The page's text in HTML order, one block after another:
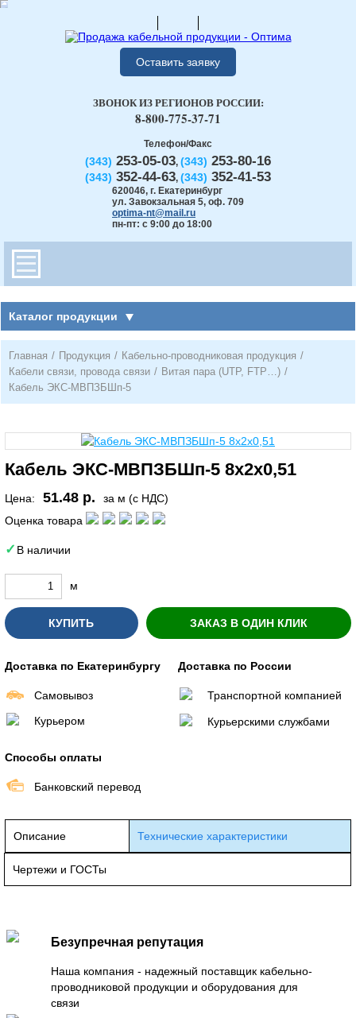
Оставить заявку
Телефон/Факс
(343) 253-05-03, (343) 253-80-16
(343) 352-44-63, (343) 352-41-53
620046, г. Екатеринбург
ул. Завокзальная 5, оф. 709
optima-nt@mail.ru
пн-пт: с 9:00 до 18:00
ЗВОНОК ИЗ РЕГИОНОВ РОССИИ:
8-800-775-37-71
Каталог продукции
Главная / Продукция / Кабельно-проводниковая продукция /
Кабели связи, провода связи / Витая пара (UTP, FTP…) /
Кабель ЭКС-МВПЗБШп-5
Кабель ЭКС-МВПЗБШп-5 8х2х0,51
Цена: 51.48 р.
за м (с НДС)
Оценка товара
В наличии
м
КУПИТЬ ЗАКАЗ В ОДИН КЛИК
Доставка по Екатеринбургу
Самовывоз
Курьером
Доставка по России
Транспортной компанией
Курьерскими службами
Способы оплаты
Банковский перевод
Описание Технические характеристики
Чертежи и ГОСТы
Безупречная репутация
Наша компания - надежный поставщик кабельно-
проводниковой продукции и оборудования для
связи